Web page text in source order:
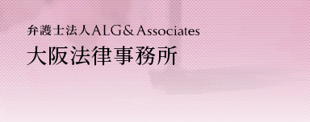
大阪法律事務所